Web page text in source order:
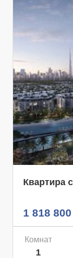
Квартира
1 818
Комнат
1